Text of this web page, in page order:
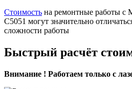
Стоимость на ремонтные работы
C5051 могут значительно
сложности работы
Быстрый расчёт
Внимание ! Работаем только с